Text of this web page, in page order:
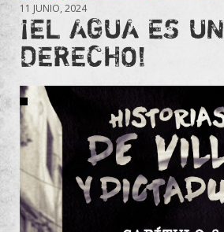
11 JUNIO, 2024
¡EL AGUA ES UN
DERECHO!